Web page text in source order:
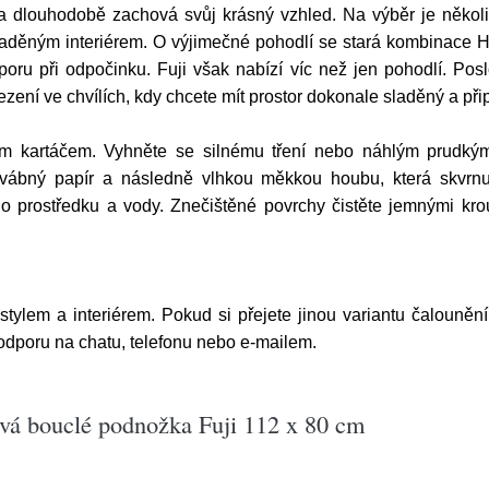
dlouhodobě zachová svůj krásný vzhled. Na výběr je
interiérem. O výjimečné pohodlí se stará kombinace
při odpočinku. Fuji však nabízí víc než jen pohodlí.
ve chvílích, kdy chcete mít prostor dokonale sladěný a
kartáčem. Vyhněte se silnému tření nebo náhlým
papír a následně vlhkou měkkou houbu, která
prostředku a vody. Znečištěné povrchy čistěte jemnými
a interiérem. Pokud si přejete jinou variantu
na chatu, telefonu nebo e-mailem.
bouclé podnožka Fuji 112 x 80 cm